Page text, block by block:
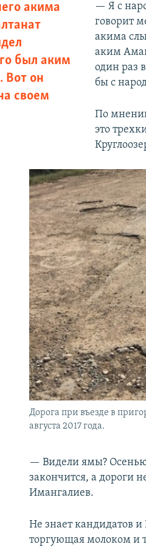
акима
был аким
Вот он
своем
— Я с
говорит
акима
аким
один раз
бы с
По
это
Дорога при въезде в
августа 2017 года.
— Видели ямы? Осенью
закончится, а дороги
Имангалиев.
Не знает кандидатов
торгующая молоком и